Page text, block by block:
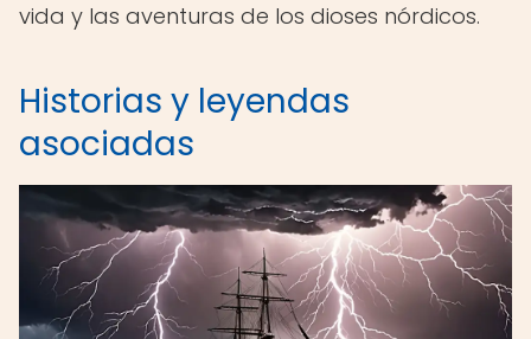
vida y las aventuras de los dioses nórdicos.
Historias y leyendas
asociadas